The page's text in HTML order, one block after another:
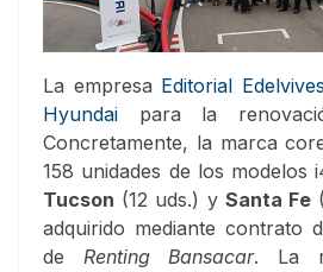
La empresa Editorial Edelvives
Hyundai para la
Concretamente, la marca
158 unidades de los modelos
Tucson (12 uds.) y Santa Fe
adquirido mediante contrato
de Renting Bansacar. La